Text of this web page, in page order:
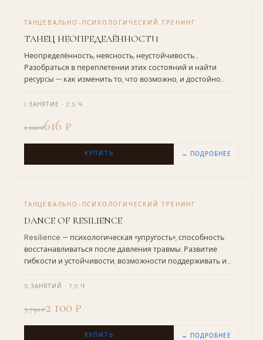
ТАНЦЕВАЛЬНО-ПСИХОЛОГИЧЕСКИЙ ТРЕНИНГ
ТАНЕЦ НЕОПРЕДЕЛЁННОСТИ
Неопределённость, неясность, неустойчивость…
Разобраться в переплетении этих состояний и найти
ресурсы — как изменить то, что возможно, и достойно
1 ЗАНЯТИЕ · 2,5 Ч
1 100 ₽616 ₽
КУПИТЬ → ПОДРОБНЕЕ
ТАНЦЕВАЛЬНО-ПСИХОЛОГИЧЕСКИЙ ТРЕНИНГ
DANCE OF RESILIENCE
Resilience — психологическая «упругость», способность
восстанавливаться после давления травмы. Развитие
гибкости и устойчивости, возможности поддерживать и
5 ЗАНЯТИЙ · 7,5 Ч
3 750 ₽2 100 ₽
КУПИТЬ → ПОДРОБНЕЕ